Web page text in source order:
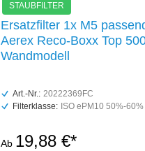
STAUBFILTER
Ersatzfilter 1x M5
Aerex Reco-Boxx Top
Wandmodell
Art.-Nr.: 20222369FC
Filterklasse: ISO ePM10 50%-
Ab 19,88 €*